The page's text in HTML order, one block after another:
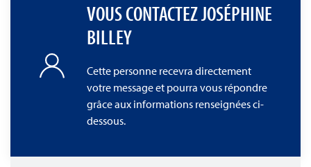
VOUS CONTACTEZ JOSÉPHINE
BILLEY
Cette personne recevra directement
votre message et pourra vous répondre
grâce aux informations renseignées ci-
dessous.